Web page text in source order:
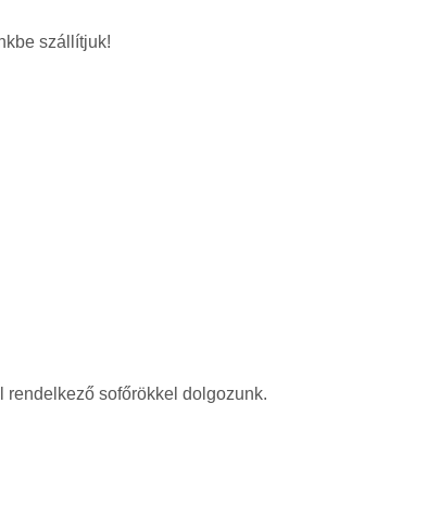
szállítjuk!
rendelkező sofőrökkel dolgozunk.